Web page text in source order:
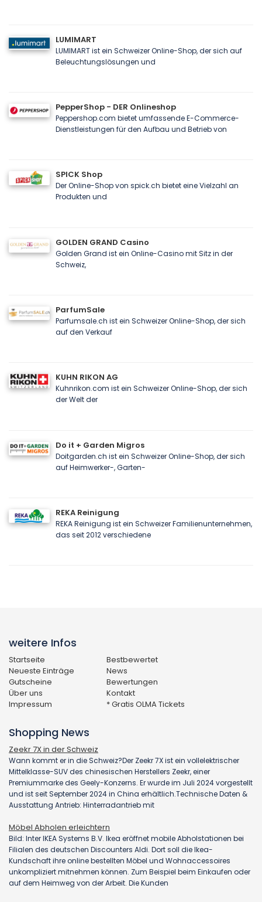
LUMIMART
LUMIMART ist ein Schweizer Online-Shop, der sich auf
Beleuchtungslösungen und
PepperShop - DER Onlineshop
Peppershop.com bietet umfassende E-Commerce-
Dienstleistungen für den Aufbau und Betrieb von
SPICK Shop
Der Online-Shop von spick.ch bietet eine Vielzahl an
Produkten und
GOLDEN GRAND Casino
Golden Grand ist ein Online-Casino mit Sitz in der
Schweiz,
ParfumSale
Parfumsale.ch ist ein Schweizer Online-Shop, der sich
auf den Verkauf
KUHN RIKON AG
Kuhnrikon.com ist ein Schweizer Online-Shop, der sich
der Welt der
Do it + Garden Migros
Doitgarden.ch ist ein Schweizer Online-Shop, der sich
auf Heimwerker-, Garten-
REKA Reinigung
REKA Reinigung ist ein Schweizer Familienunternehmen,
das seit 2012 verschiedene
weitere Infos
Startseite
Bestbewertet
Neueste Einträge
News
Gutscheine
Bewertungen
Über uns
Kontakt
Impressum
* Gratis OLMA Tickets
Shopping News
Zeekr 7X in der Schweiz
Wann kommt er in die Schweiz?Der Zeekr 7X ist ein vollelektrischer
Mittelklasse-SUV des chinesischen Herstellers Zeekr, einer
Premiummarke des Geely-Konzerns. Er wurde im Juli 2024 vorgestellt
und ist seit September 2024 in China erhältlich.Technische Daten &
Ausstattung Antrieb: Hinterradantrieb mit
Möbel Abholen erleichtern
Bild: Inter IKEA Systems B.V. Ikea eröffnet mobile Abholstationen bei
Filialen des deutschen Discounters Aldi. Dort soll die Ikea-
Kundschaft ihre online bestellten Möbel und Wohnaccessoires
unkompliziert mitnehmen können. Zum Beispiel beim Einkaufen oder
auf dem Heimweg von der Arbeit. Die Kunden